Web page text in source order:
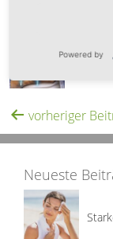
Wie
vorheriger
Neueste
Powered by